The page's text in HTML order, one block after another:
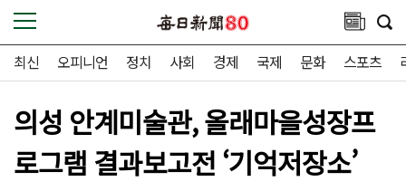
최신 오피니언 정치 사회 경제 국제 문화 스포츠
의성 안계미술관, 올래마을성장프
로그램 결과보고전 ‘기억저장소’